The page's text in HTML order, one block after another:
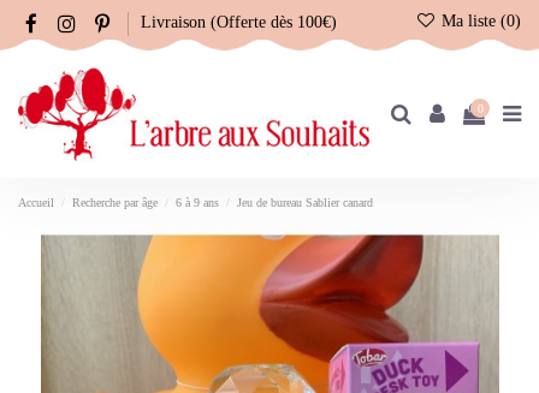
Livraison (Offerte dès 100€) Ma liste (0)
0
Accueil Recherche par âge 6 à 9 ans Jeu de bureau Sablier canard